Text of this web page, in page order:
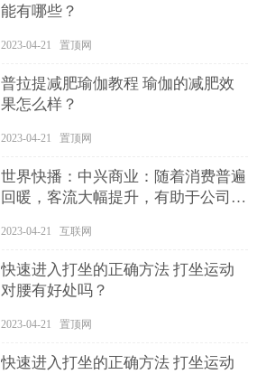
能有哪些？
2023-04-21 置顶网
普拉提减肥瑜伽教程 瑜伽的减肥效
果怎么样？
2023-04-21 置顶网
世界快播：中兴商业：随着消费普遍
回暖，客流大幅提升，有助于公司写
2023-04-21 互联网
快速进入打坐的正确方法 打坐运动
对腰有好处吗？
2023-04-21 置顶网
快速进入打坐的正确方法 打坐运动